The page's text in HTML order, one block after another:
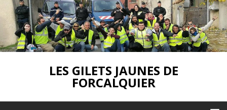
LES GILETS JAUNES DE
FORCALQUIER